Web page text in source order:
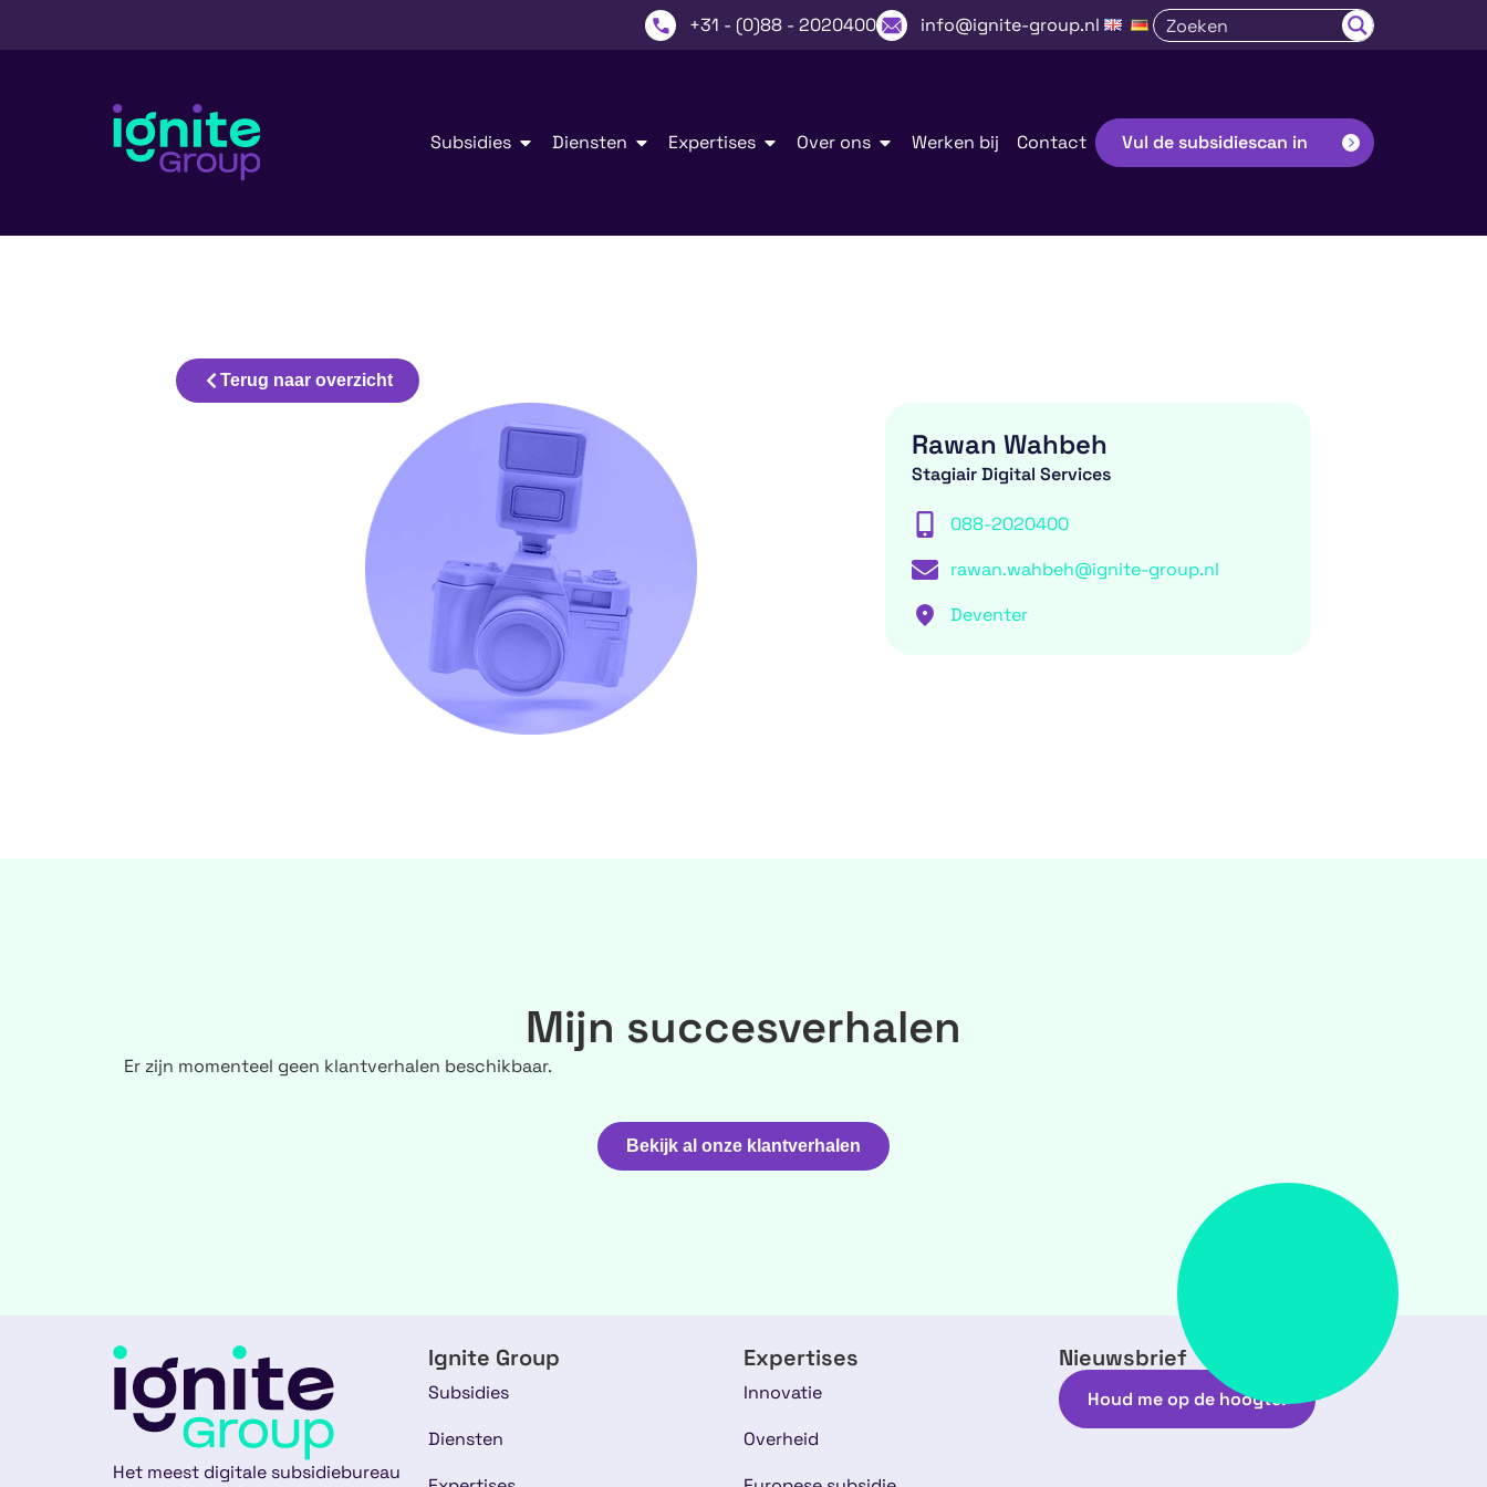
+31 - (0)88 - 2020400 info@ignite-group.nl
Subsidies Diensten Expertises Over ons Werken bij Contact Vul de subsidiescan in
Terug naar overzicht
Rawan Wahbeh
Stagiair Digital Services
088-2020400
rawan.wahbeh@ignite-group.nl
Deventer
Mijn succesverhalen
Er zijn momenteel geen klantverhalen beschikbaar.
Bekijk al onze klantverhalen
Het meest digitale subsidiebureau
Ignite Group
Subsidies
Diensten
Expertises
Innovatie
Overheid
Nieuwsbrief
Houd me op de hoogte!